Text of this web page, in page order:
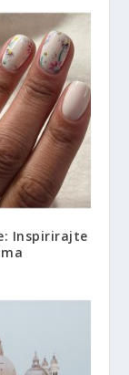
Inspirirajte